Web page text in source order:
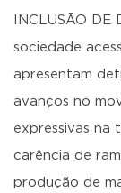
INCLUSÃO
sociedade
apresentam
avanços no
expressivas na
carência de
produção de